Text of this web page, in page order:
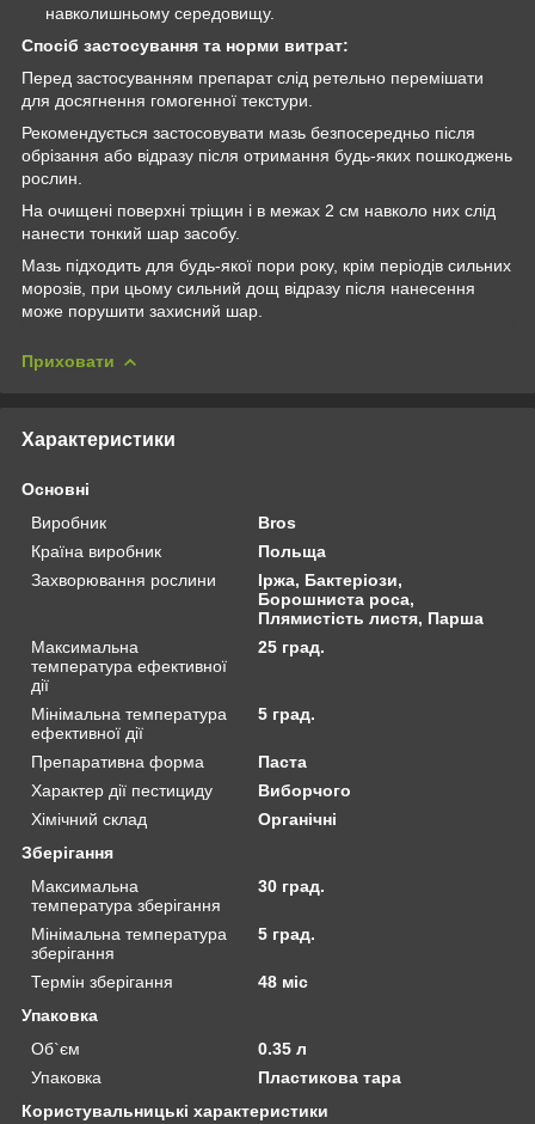
навколишньому середовищу.
Спосіб застосування та норми витрат:
Перед застосуванням препарат слід ретельно перемішати
для досягнення гомогенної текстури.
Рекомендується застосовувати мазь безпосередньо після
обрізання або відразу після отримання будь-яких пошкоджень
рослин.
На очищені поверхні тріщин і в межах 2 см навколо них слід
нанести тонкий шар засобу.
Мазь підходить для будь-якої пори року, крім періодів сильних
морозів, при цьому сильний дощ відразу після нанесення
може порушити захисний шар.
Приховати
Характеристики
Основні
Виробник
Bros
Країна виробник
Польща
Захворювання рослини
Іржа, Бактеріози,
Борошниста роса,
Плямистість листя, Парша
Максимальна
температура ефективної
дії
25 град.
Мінімальна температура
ефективної дії
5 град.
Препаративна форма
Паста
Характер дії пестициду
Виборчого
Хімічний склад
Органічні
Зберігання
Максимальна
температура зберігання
30 град.
Мінімальна температура
зберігання
5 град.
Термін зберігання
48 міс
Упаковка
Об`єм
0.35 л
Упаковка
Пластикова тара
Користувальницькі характеристики